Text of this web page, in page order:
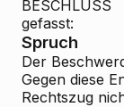
BESCHLUSS
gefasst:
Spruch
Der
Gegen diese
Rechtszug